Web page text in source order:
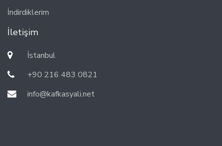
İndirdiklerim
İletişim
İstanbul
+90 216 483 0821
info@kafkasyali.net